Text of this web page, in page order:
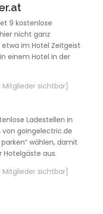
9 kostenlose
nicht ganz
im Hotel Zeitgeist
einem Hotel in der
sichtbar]
Ladestellen in
von goingelectric.de
wählen, damit
Hotelgäste aus.
sichtbar]